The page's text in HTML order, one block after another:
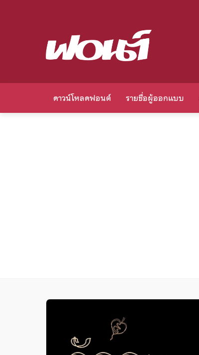
ดาวน์โหลดฟอนต์ รายชื่อผู้ออกแบบ